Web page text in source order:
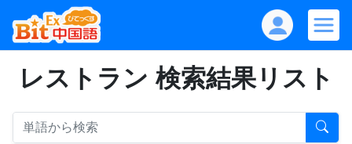
レストラン 検索結果リスト